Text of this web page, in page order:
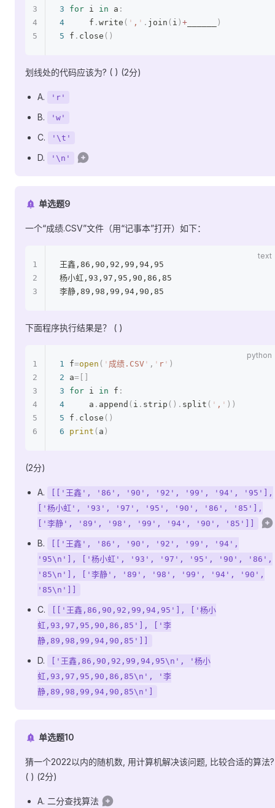
3 for i in a :
4
     f
. write ( ' , ' . join ( i ) +
)
5 f . close ()
划线处的代码应该为? ( ) (2分)
A. 'r'
B. 'w'
C. '\t'
D. '\n'
单选题9
一个“成绩.CSV”文件（用“记事本”打开）如下：
王鑫,86,90,92,99,94,95
杨小虹,93,97,95,90,86,85
李静,89,98,99,94,90,85
下面程序执行结果是？ ( )
1 f=open ( ' 成绩.CSV ' , ' r ' )
2 a=[]
3 for i in f :
4
     a
. append ( i . strip (). split ( ' , ' ))
5 f . close ()
6 print ( a )
(2分)
A.
[['王鑫', '86', '90', '92', '99', '94', '95'],
['杨小虹', '93', '97', '95', '90', '86', '85'],
['李静', '89', '98', '99', '94', '90', '85']]
B.
[['王鑫', '86', '90', '92', '99', '94',
'95\n'], ['杨小虹', '93', '97', '95', '90', '86',
'85\n'], ['李静', '89', '98', '99', '94', '90',
'85\n']]
C.
[['王鑫,86,90,92,99,94,95'], ['杨小
虹,93,97,95,90,86,85'], ['李
静,89,98,99,94,90,85']]
D.
['王鑫,86,90,92,99,94,95\n', '杨小
虹,93,97,95,90,86,85\n', '李
静,89,98,99,94,90,85\n']
单选题10
猜一个2022以内的随机数, 用计算机解决该问题, 比较合适的算法?
( ) (2分)
A. 二分查找算法